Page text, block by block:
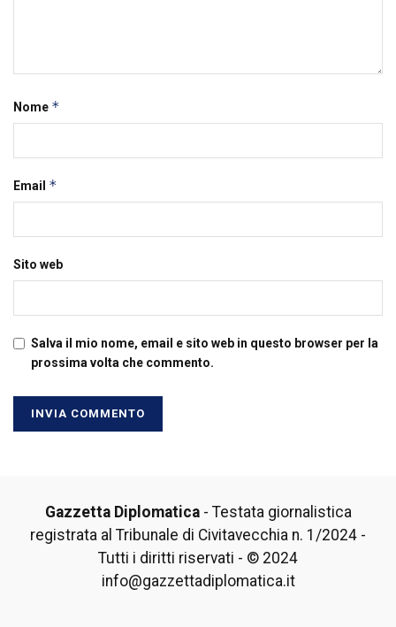
Nome *
Email *
Sito web
Salva il mio nome, email e sito web in questo browser per la
prossima volta che commento.
Gazzetta Diplomatica- Testata giornalistica
registrata al Tribunale di Civitavecchia n. 1/2024 -
Tutti i diritti riservati - © 2024
info@gazzettadiplomatica.it